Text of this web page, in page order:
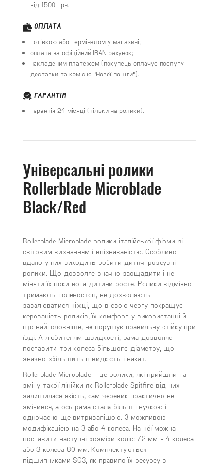
від 1500 грн.
ОПЛАТА
готівкою або терміналом у магазині;
оплата на офіційний IBAN рахунок;
накладеним платежем (покупець оплачує послугу
доставки та комісію "Нової пошти").
ГАРАНТІЯ
гарантія 24 місяці (тільки на ролики).
Універсальні ролики
Rollerblade Microblade
Black/Red
Rollerblade Microblade ролики італійської фірми зі
світовим визнанням і впізнаваністю. Особливо
вдало у них виходить робити дитячі розсувні
ролики. Що дозволяє значно заощадити і не
міняти їх поки нога дитини росте. Ролики відмінно
тримають голеностоп, не дозволяють
завалюватися ніжці, що в свою чергу покращує
керованість роликів, їх комфорт у використанні й
що найголовніше, не порушує правильну стійку при
їзді. А любителям швидкості, рама дозволяє
поставити три колеса більшого діаметру, що
значно збільшить швидкість і накат.
Rollerblade Microblade - це ролики, які прийшли на
зміну такої лінійки як Rollerblade Spitfire від них
залишилася якість, сам черевик практично не
змінився, а ось рама стала більш гнучкою і
одночасно ще витривалішою. З можливою
модифікацією на 3 або 4 колеса. На неї можна
поставити наступні розміри коліс: 72 мм - 4 колеса
або 3 колеса 80 мм. Комплектуються
підшипниками SG3, як правило їх ресурсу з